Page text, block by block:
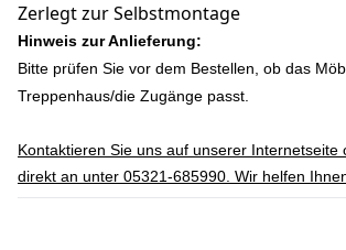
Zerlegt zur Selbstmontage
Hinweis zur Anlieferung:
Bitte prüfen Sie vor dem Bestellen, ob das
Treppenhaus/die Zugänge passt.
Kontaktieren Sie uns auf unserer Internetseite
direkt an unter 05321-685990. Wir helfen